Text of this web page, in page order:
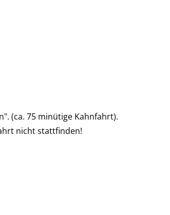
(ca. 75 minütige Kahnfahrt).
nicht stattfinden!